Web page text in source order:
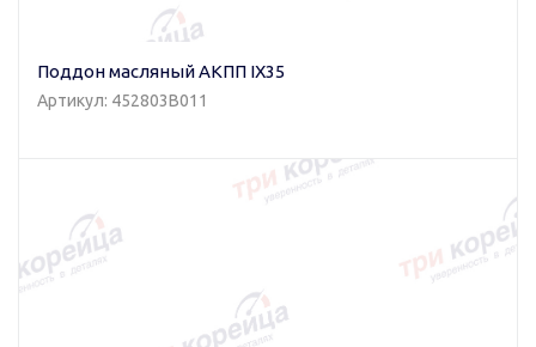
Поддон масляный АКПП IX35
Артикул: 452803B011